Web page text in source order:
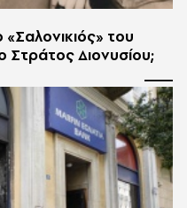
του
Στράτος Διονυσίου;